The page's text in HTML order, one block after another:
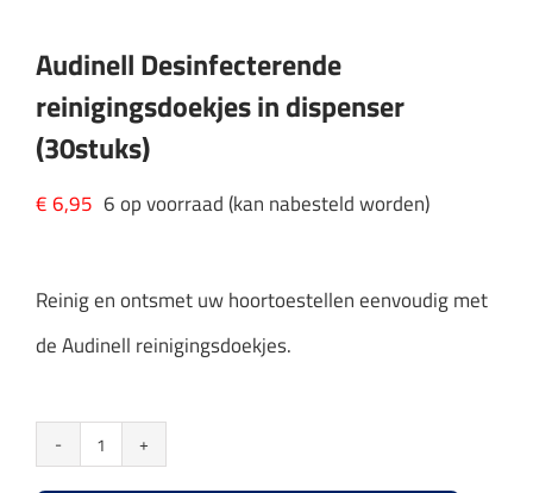
Audinell Desinfecterende
reinigingsdoekjes in dispenser
(30stuks)
€6,95 6 op voorraad (kan nabesteld worden)
Reinig en ontsmet uw hoortoestellen eenvoudig met
de Audinell reinigingsdoekjes.
Audinell